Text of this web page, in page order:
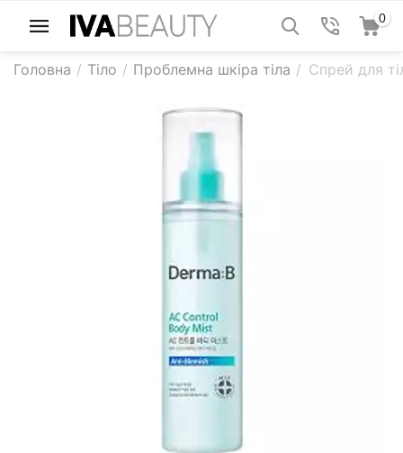
0
Головна / Тіло / Проблемна шкіра тіла / Спрей для